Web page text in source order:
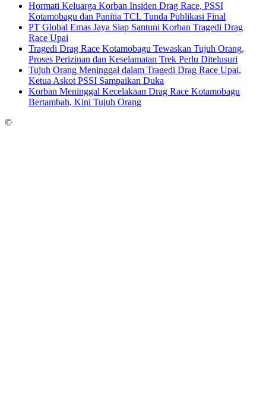
Hormati Keluarga Korban Insiden Drag Race, PSSI
Kotamobagu dan Panitia TCL Tunda Publikasi Final
PT Global Emas Jaya Siap Santuni Korban Tragedi Drag
Race Upai
Tragedi Drag Race Kotamobagu Tewaskan Tujuh Orang,
Proses Perizinan dan Keselamatan Trek Perlu Ditelusuri
Tujuh Orang Meninggal dalam Tragedi Drag Race Upai,
Ketua Askot PSSI Sampaikan Duka
Korban Meninggal Kecelakaan Drag Race Kotamobagu
Bertambah, Kini Tujuh Orang
©